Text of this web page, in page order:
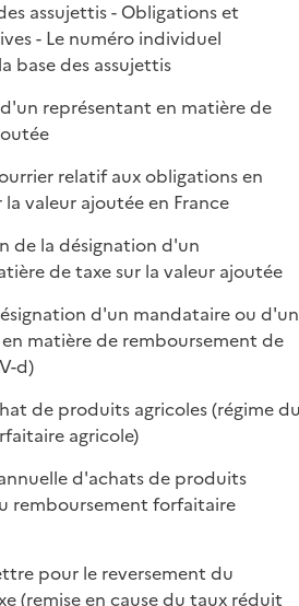
assujettis - Obligations et
- Le numéro individuel
base des assujettis
représentant en matière de
relatif aux obligations en
valeur ajoutée en France
de la désignation d'un
de taxe sur la valeur ajoutée
d'un mandataire ou d'un
matière de remboursement de
d)
de produits agricoles (régime
agricole)
d'achats de produits
remboursement forfaitaire
pour le reversement du
(remise en cause du taux réduit